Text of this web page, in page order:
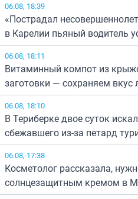
06.08, 18:39
«Пострадал
в Карелии пьяный водитель
06.08, 18:11
Витаминный компот из
заготовки — сохраняем вкус
06.08, 18:10
В Териберке двое суток
сбежавшего из-за петард
06.08, 17:38
Косметолог рассказала,
солнцезащитным кремом в